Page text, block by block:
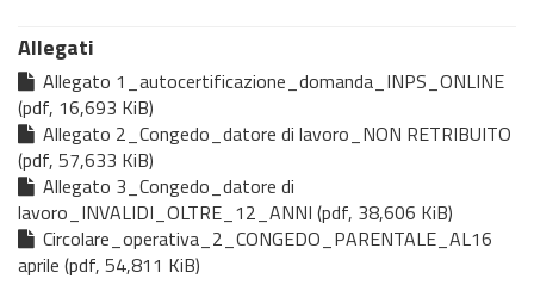
Allegati
Allegato 1_autocertificazione_domanda_INPS_ONLINE
(pdf, 16,693 KiB)
Allegato 2_Congedo_datore di lavoro_NON RETRIBUITO
(pdf, 57,633 KiB)
Allegato 3_Congedo_datore di
lavoro_INVALIDI_OLTRE_12_ANNI (pdf, 38,606 KiB)
Circolare_operativa_2_CONGEDO_PARENTALE_AL16
aprile (pdf, 54,811 KiB)